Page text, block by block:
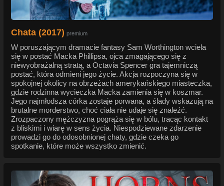
Chata (2017) premium
W poruszającym dramacie fantasy Sam Worthington wciela
się w postać Macka Phillipsa, ojca zmagającego się z
niewyobrażalną stratą, a Octavia Spencer gra tajemniczą
postać, która odmieni jego życie. Akcja rozpoczyna się w
spokojnej okolicy na obrzeżach amerykańskiego miasteczka,
gdzie rodzinna wycieczka Macka zamienia się w koszmar.
Jego najmłodsza córka zostaje porwana, a ślady wskazują na
brutalne morderstwo, choć ciała nie udaje się znaleźć.
Zrozpaczony mężczyzna pogrąża się w bólu, tracąc kontakt
z bliskimi i wiarę w sens życia. Niespodziewane zdarzenie
prowadzi go do odosobnionej chaty, gdzie czeka go
spotkanie, które może wszystko zmienić.